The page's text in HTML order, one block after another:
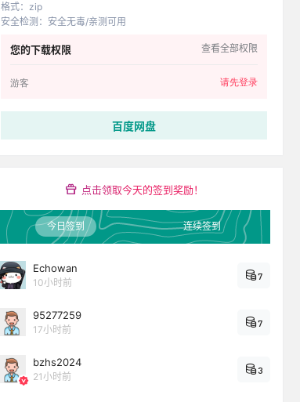
格式： zip
安全检测 ： 安全无毒/亲测可用
您的下载权限 查看全部权限
游客 请先登录
百度网盘
点击领取今天的签到奖励！
今日签到 连续签到
Echowan
10小时前
7
95277259
17小时前
7
bzhs2024
21小时前
3